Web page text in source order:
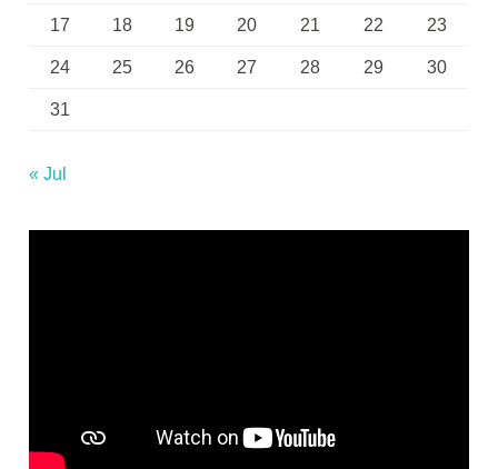
17 18 19 20 21 22 23
24 25 26 27 28 29 30
31
« Jul